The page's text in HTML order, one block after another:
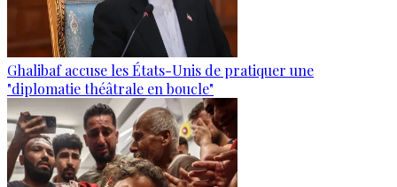
Ghalibaf accuse les États-Unis de pratiquer une
"diplomatie théâtrale en boucle"